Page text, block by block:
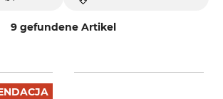
9 gefundene Artikel